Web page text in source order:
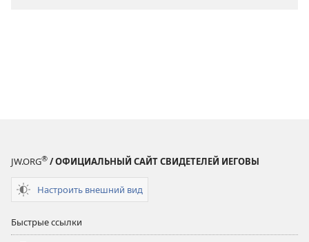
JW.ORG® / ОФИЦИАЛЬНЫЙ САЙТ СВИДЕТЕЛЕЙ ИЕГОВЫ
Настроить внешний вид
Быстрые ссылки